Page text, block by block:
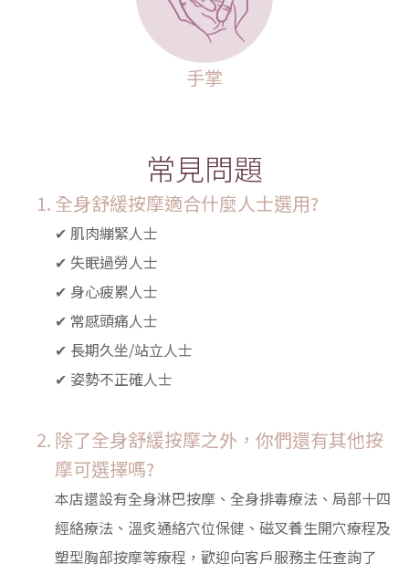
手掌
常見問題
全身舒緩按摩適合什麼人士選用?
✔ 肌肉繃緊人士
✔ 失眠過勞人士
✔ 身心疲累人士
✔ 常感頭痛人士
✔ 長期久坐/站立人士
✔ 姿勢不正確人士
除了全身舒緩按摩之外，你們還有其他按
摩可選擇嗎?
本店還設有全身淋巴按摩、全身排毒療法、局部十四
經絡療法、溫炙通絡穴位保健、磁叉養生開穴療程及
塑型胸部按摩等療程，歡迎向客戶服務主任查詢了